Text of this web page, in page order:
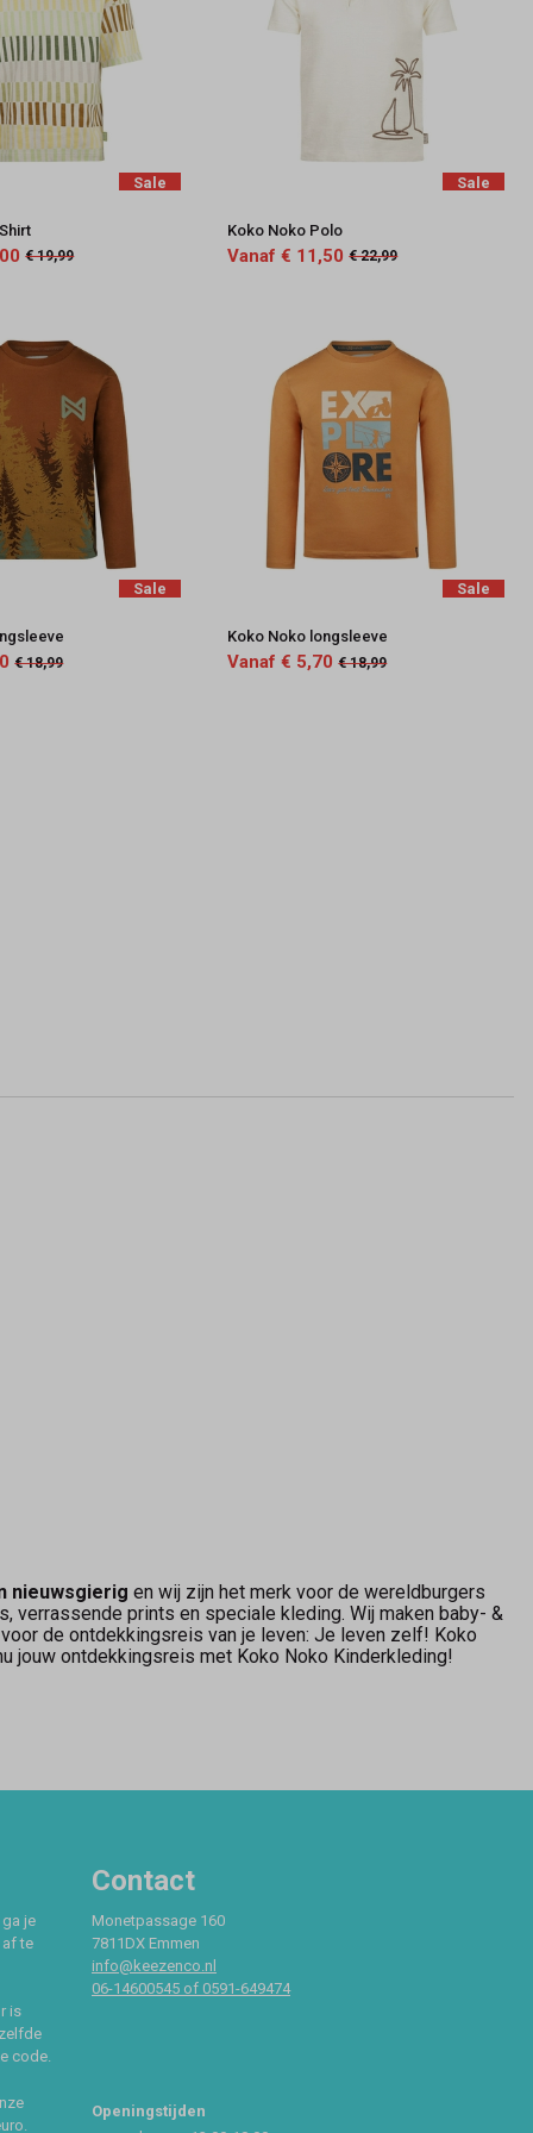
Sale
€ 19,99
Sale
Koko Noko Polo
Vanaf € 11,50 € 22,99
Sale
€ 18,99
Sale
Koko Noko longsleeve
Vanaf € 5,70 € 18,99
nieuwsgierig en wij zijn het merk voor de wereldburgers
verrassende prints en speciale kleding. Wij maken baby- &
de ontdekkingsreis van je leven: Je leven zelf! Koko
jouw ontdekkingsreis met Koko Noko Kinderkleding!
je
te
is
code.
Contact
Monetpassage 160
7811DX Emmen
info@keezenco.nl
06-14600545 of 0591-649474
Openingstijden